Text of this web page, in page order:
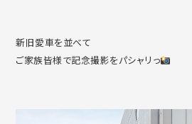
新旧愛車を並べて
ご家族皆様で記念撮影をパシャリっ